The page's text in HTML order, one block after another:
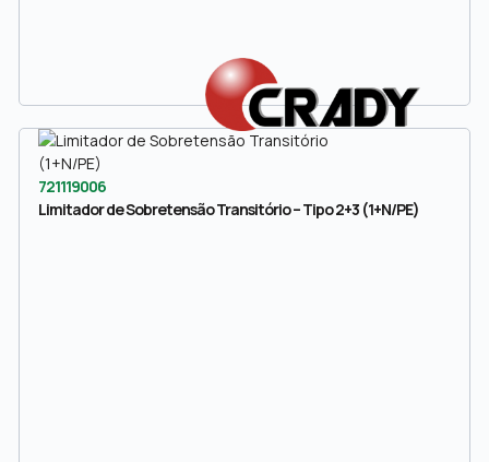
721119006
Limitador de Sobretensão Transitório – Tipo 2+3 (1+N/PE)